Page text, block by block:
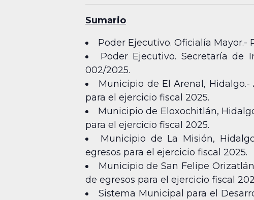
Sumario
Poder Ejecutivo. Oficialía Mayor.-
Poder Ejecutivo. Secretaría de
002/2025.
Municipio de El Arenal,
para el ejercicio fiscal 2025.
Municipio de Eloxochitlán,
para el ejercicio fiscal 2025.
Municipio de La Misión,
egresos para el ejercicio fiscal 2025.
Municipio de San Felipe
de egresos para el ejercicio fiscal
Sistema Municipal para el